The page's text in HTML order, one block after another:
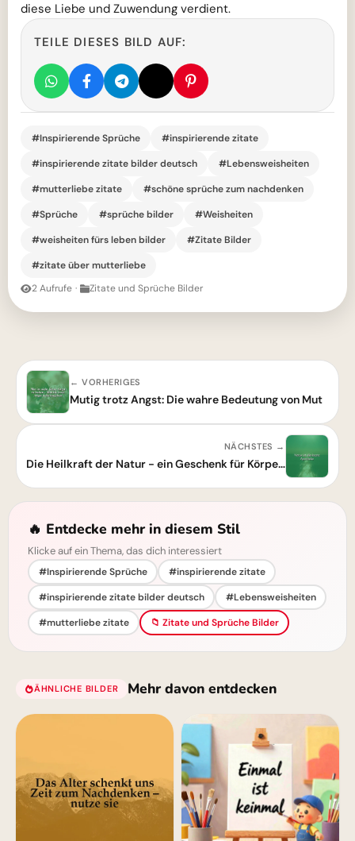
diese Liebe und Zuwendung verdient.
TEILE DIESES BILD AUF:
#Inspirierende Sprüche
#inspirierende zitate
#inspirierende zitate bilder deutsch
#Lebensweisheiten
#mutterliebe zitate
#schöne sprüche zum nachdenken
#Sprüche
#sprüche bilder
#Weisheiten
#weisheiten fürs leben bilder
#Zitate Bilder
#zitate über mutterliebe
2 Aufrufe · Zitate und Sprüche Bilder
← VORHERIGES
Mutig trotz Angst: Die wahre Bedeutung von Mut
NÄCHSTES →
Die Heilkraft der Natur - ein Geschenk für Körper und Seele
🔥 Entdecke mehr in diesem Stil
Klicke auf ein Thema, das dich interessiert
#Inspirierende Sprüche
#inspirierende zitate
#inspirierende zitate bilder deutsch
#Lebensweisheiten
#mutterliebe zitate
📁 Zitate und Sprüche Bilder
ÄHNLICHE BILDER Mehr davon entdecken
Instagram zum Schulstart!